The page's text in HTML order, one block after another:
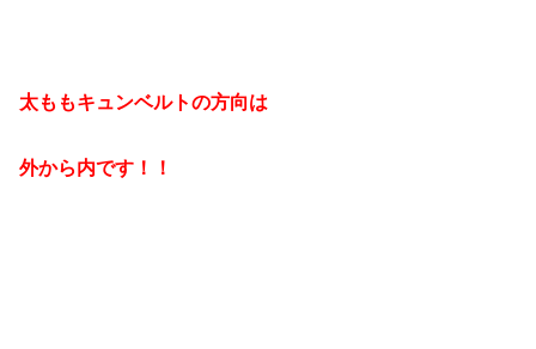
太ももキュンベルトの方向は
外から内です！！